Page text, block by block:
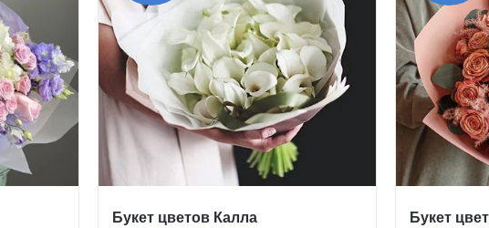
Букет цветов Калла Букет